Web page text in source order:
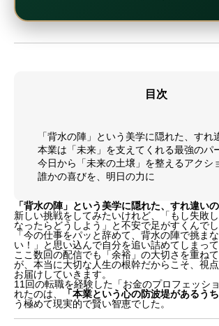
目次
「背水の陣」という美学に隠れた、すれ
本業は「未来」を支えてくれる最強のパ
今日から「未来の土壌」を整えるアクシ
誰かの喜びを、明日の力に
「背水の陣」という美学に隠れた、すれ違い
新しい挑戦をしてみたいけれど、「もし失敗
なったらどうしよう」と不安で足がすくんで
「今の仕事をパッと辞めて、背水の陣で挑ま
い！」と思い込んで自分を追い詰めてしまっ
ここ数回の配信でも「余裕」の大切さを重ね
が、本当に大切な人生の根幹だからこそ、視
お届けしていきます。
11回の転職を経験した「お金のプロフェッシ
れたのは、
「本業という心の防波堤があるう
う極めて現実的で賢い智恵でした。